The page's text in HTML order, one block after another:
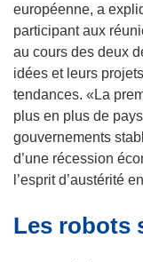
européenne, a
participant aux
au cours des deux
idées et leurs
tendances. «La
plus en plus de
gouvernements
d’une récession
l’esprit d’austérité
Les robots